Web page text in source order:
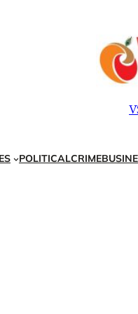
POLITICALCRIME